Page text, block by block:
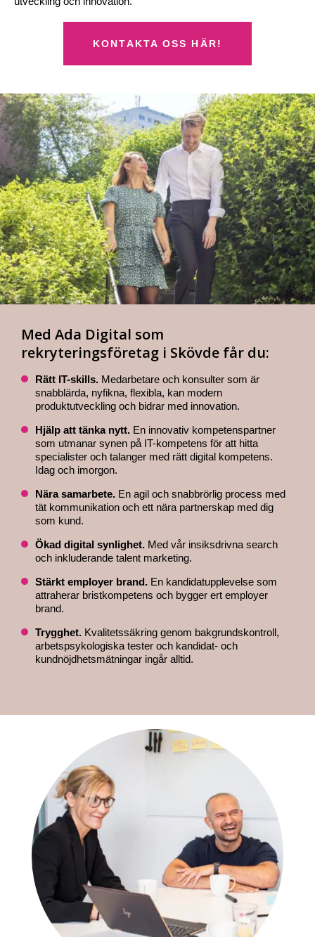
KONTAKTA OSS HÄR!
Med Ada Digital som
rekryteringsföretag i Skövde får du:
Rätt IT-skills. Medarbetare och konsulter som är
snabblärda, nyfikna, flexibla, kan modern
produktutveckling och bidrar med innovation.
Hjälp att tänka nytt. En innovativ kompetenspartner
som utmanar synen på IT-kompetens för att hitta
specialister och talanger med rätt digital kompetens.
Idag och imorgon.
Nära samarbete. En agil och snabbrörlig process med
tät kommunikation och ett nära partnerskap med dig
som kund.
Ökad digital synlighet. Med vår insiksdrivna search
och inkluderande talent marketing.
Stärkt employer brand. En kandidatupplevelse som
attraherar bristkompetens och bygger ert employer
brand.
Trygghet. Kvalitetssäkring genom bakgrundskontroll,
arbetspsykologiska tester och kandidat- och
kundnöjdhetsmätningar ingår alltid.